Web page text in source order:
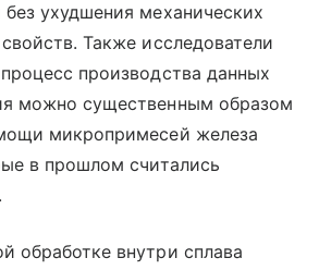
ухудшения механических
Также исследователи
производства данных
можно существенным образом
микропримесей железа
в прошлом считались
обработке внутри сплава